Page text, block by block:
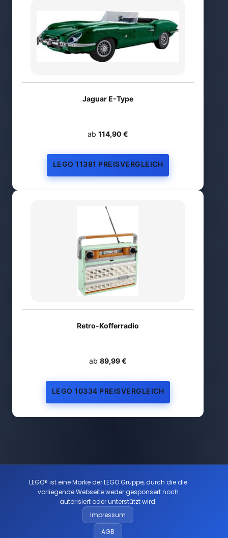
Jaguar E-Type
ab 114,90 €
LEGO 11381 PREISVERGLEICH
Retro-Kofferradio
ab 89,99 €
LEGO 10334 PREISVERGLEICH
LEGO® ist eine Marke der LEGO Gruppe, durch die die
vorliegende Webseite weder gesponsert noch
autorisiert oder unterstützt wird.
Impressum
AGB